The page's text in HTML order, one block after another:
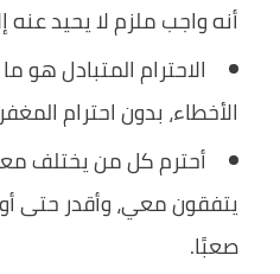
أنه واجب ملزم لا يحيد عنه
الاحترام المتبادل
الأخطاء، بدون احترام
أحترم كل من يختلف
يتفقون معي، وأقدر حتى
صعبًا.